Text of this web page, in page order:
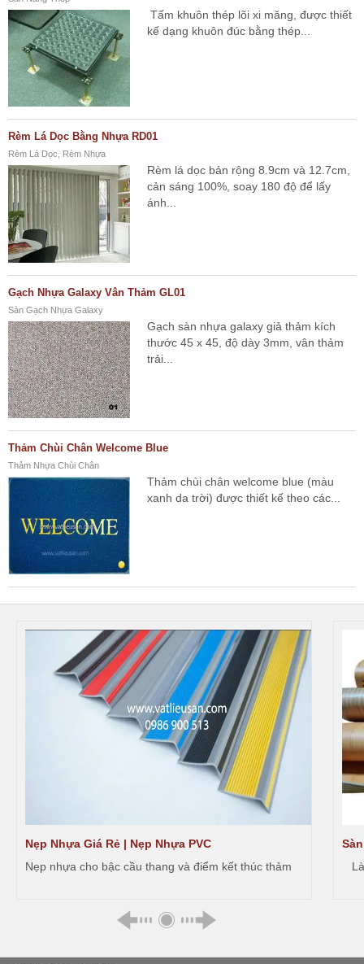
Tấm khuôn thép lõi xi măng, được thiết
kế dạng khuôn đúc bằng thép...
Rèm Lá Dọc Bằng Nhựa RD01
Rèm Lá Dọc, Rèm Nhựa
Rèm lá dọc bản rộng 8.9cm và 12.7cm,
cản sáng 100%, soay 180 độ để lấy
ánh...
Gạch Nhựa Galaxy Vân Thảm GL01
Sàn Gạch Nhựa Galaxy
Gạch sàn nhựa galaxy giả thảm kích
thước 45 x 45, độ dày 3mm, vân thảm
trải...
Thảm Chùi Chân Welcome Blue
Thảm Nhựa Chùi Chân
Thảm chùi chân welcome blue (màu
xanh da trời) được thiết kế theo các...
Nẹp Nhựa Giá Rẻ | Nẹp Nhựa PVC
Nẹp nhựa cho bậc cầu thang và điểm kết thúc thảm
Là